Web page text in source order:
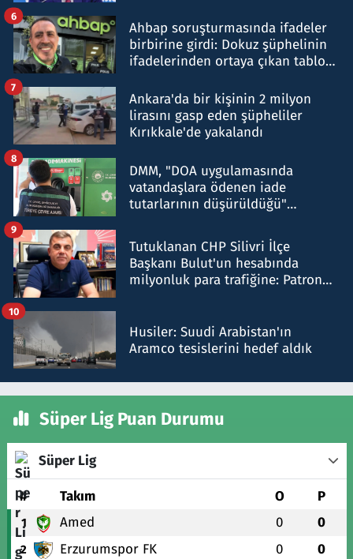
Ahbap soruşturmasında ifadeler
birbirine girdi: Dokuz şüphelinin
ifadelerinden ortaya çıkan tablo
6
Ankara'da bir kişinin 2 milyon
lirasını gasp eden şüpheliler
Kırıkkale'de yakalandı
7
DMM, "DOA uygulamasında
vatandaşlara ödenen iade
tutarlarının düşürüldüğü"
8
Tutuklanan CHP Silivri İlçe
Başkanı Bulut'un hesabında
milyonluk para trafiğine: Patron
9
Husiler: Suudi Arabistan'ın
Aramco tesislerini hedef aldık
10
Süper Lig Puan Durumu
Süper Lig
# Takım O P
1 Amed 0 0
2 Erzurumspor FK 0 0